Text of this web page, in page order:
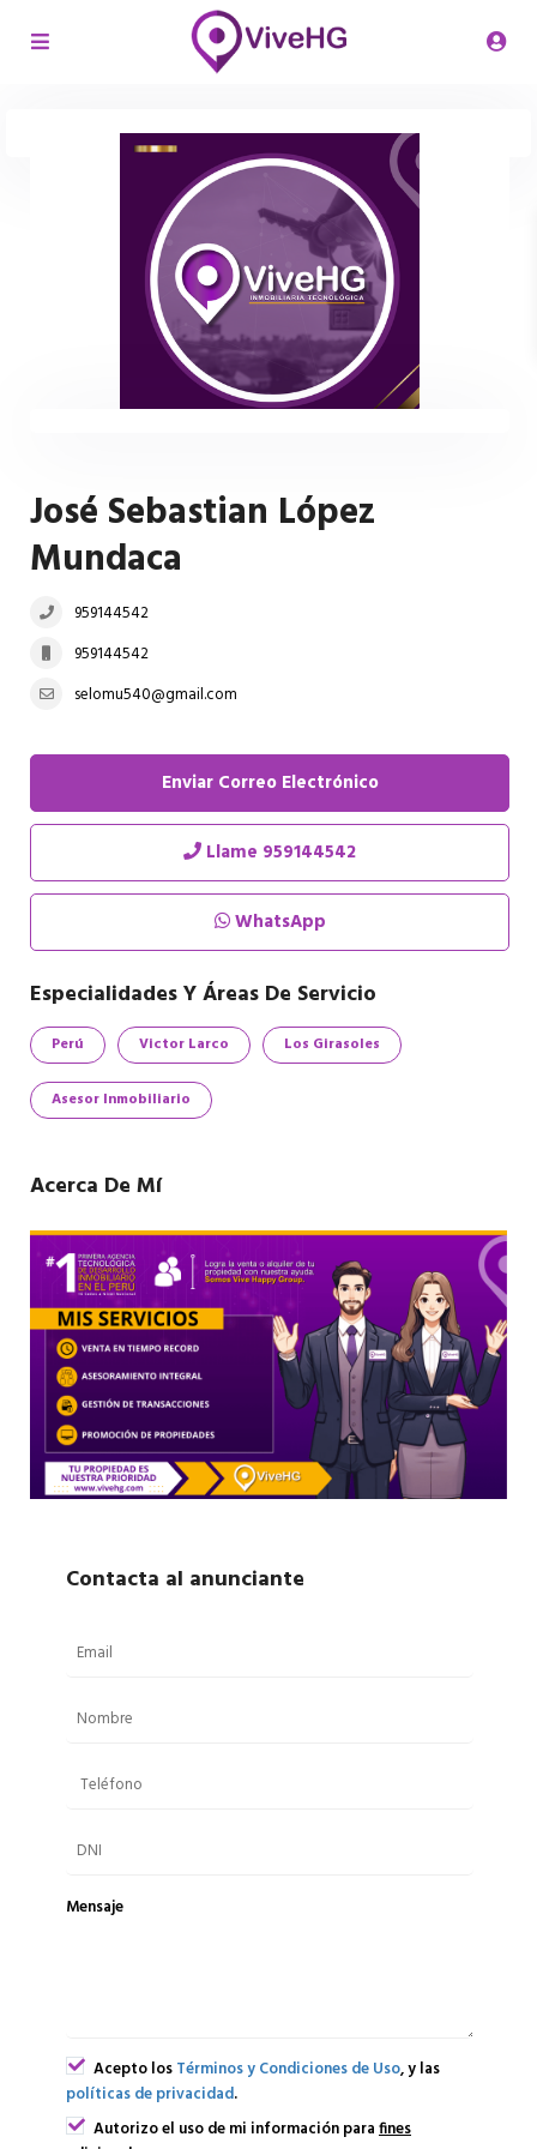
José Sebastian López
Mundaca
959144542
959144542
selomu540@gmail.com
Enviar Correo Electrónico
Llame 959144542
WhatsApp
Especialidades Y Áreas De Servicio
Perú Victor Larco Los Girasoles
Asesor Inmobiliario
Acerca De Mí
Contacta al anunciante
Mensaje
Acepto losTérminos y Condiciones de Uso, y las
políticas de privacidad.
Autorizo el uso de mi información parafines